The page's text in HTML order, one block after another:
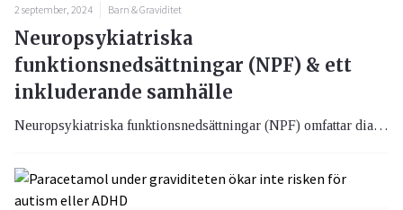
2 september, 2024 Barn & Graviditet
Neuropsykiatriska
funktionsnedsättningar (NPF) & ett
inkluderande samhälle
Neuropsykiatriska funktionsnedsättningar (NPF) omfattar diagnoser som ADHD, autism, Tourettes syndrom och språkstörningar. Dessa tillstånd är ofta livslånga och individer kan behöva hitta strategier och hjälpmedel för att hantera sina utmaningar. Många personer har flera av dessa funktionsnedsättningar samtidigt, och forskning har visat att det finns förändringar i hjärnan hos människor med NPF. Diagnostisering sker genom att se till individens specifika utmaningar och behov.